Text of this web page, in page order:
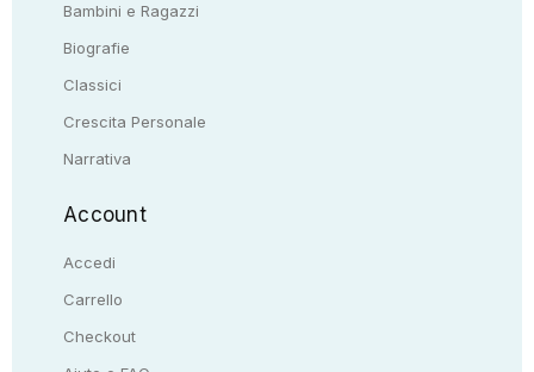
Bambini e Ragazzi
Biografie
Classici
Crescita Personale
Narrativa
Account
Accedi
Carrello
Checkout